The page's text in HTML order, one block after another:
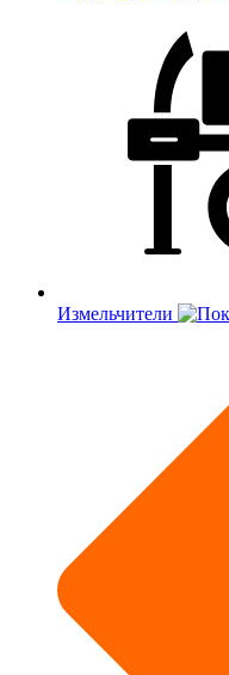
Измельчители